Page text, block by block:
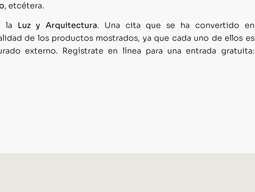
, etcétera.
la Luz y Arquitectura. Una cita que se ha convertido en
de los productos mostrados, ya que cada uno de ellos es
externo. Regístrate en línea para una entrada gratuita: